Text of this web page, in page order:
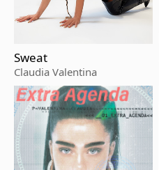
Sweat
Claudia Valentina